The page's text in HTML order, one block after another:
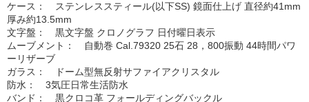
ケース： ステンレススティール(以下SS) 鏡面仕上げ 直径約41mm
厚み約13.5mm
文字盤： 黒文字盤 クロノグラフ 日付曜日表示
ムーブメント： 自動巻 Cal.79320 25石 28，800振動 44時間パワ
ーリザーブ
ガラス： ドーム型無反射サファイアクリスタル
防水： 3気圧日常生活防水
バンド： 黒クロコ革 フォールディングバックル